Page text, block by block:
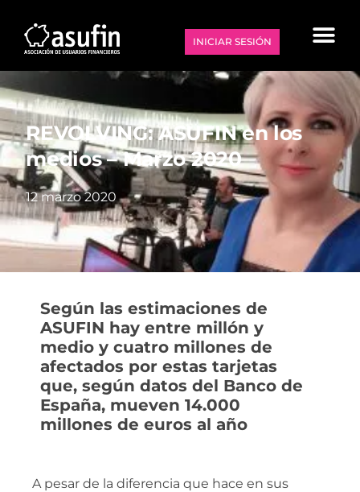
INICIAR SESIÓN
REVOLVING: ASUFIN en los
medios – Marzo 2020
12 marzo 2020
Según las estimaciones de
ASUFIN hay entre millón y
medio y cuatro millones de
afectados por estas tarjetas
que, según datos del Banco de
España, mueven 14.000
millones de euros al año
A pesar de la diferencia que hace en sus